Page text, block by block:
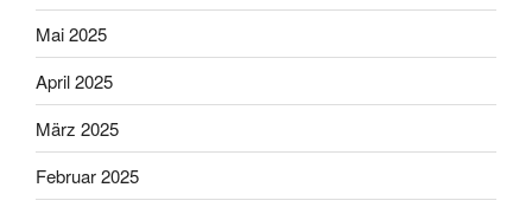
Mai 2025
April 2025
März 2025
Februar 2025